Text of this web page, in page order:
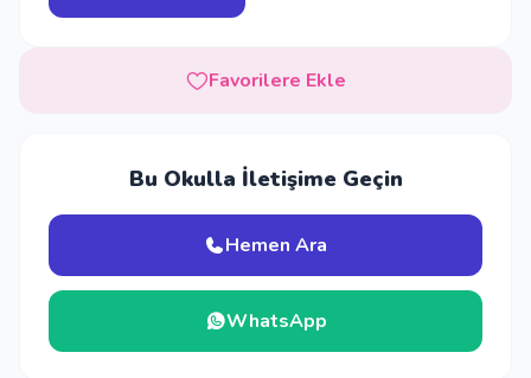
Favorilere Ekle
Bu Okulla İletişime Geçin
Hemen Ara
WhatsApp